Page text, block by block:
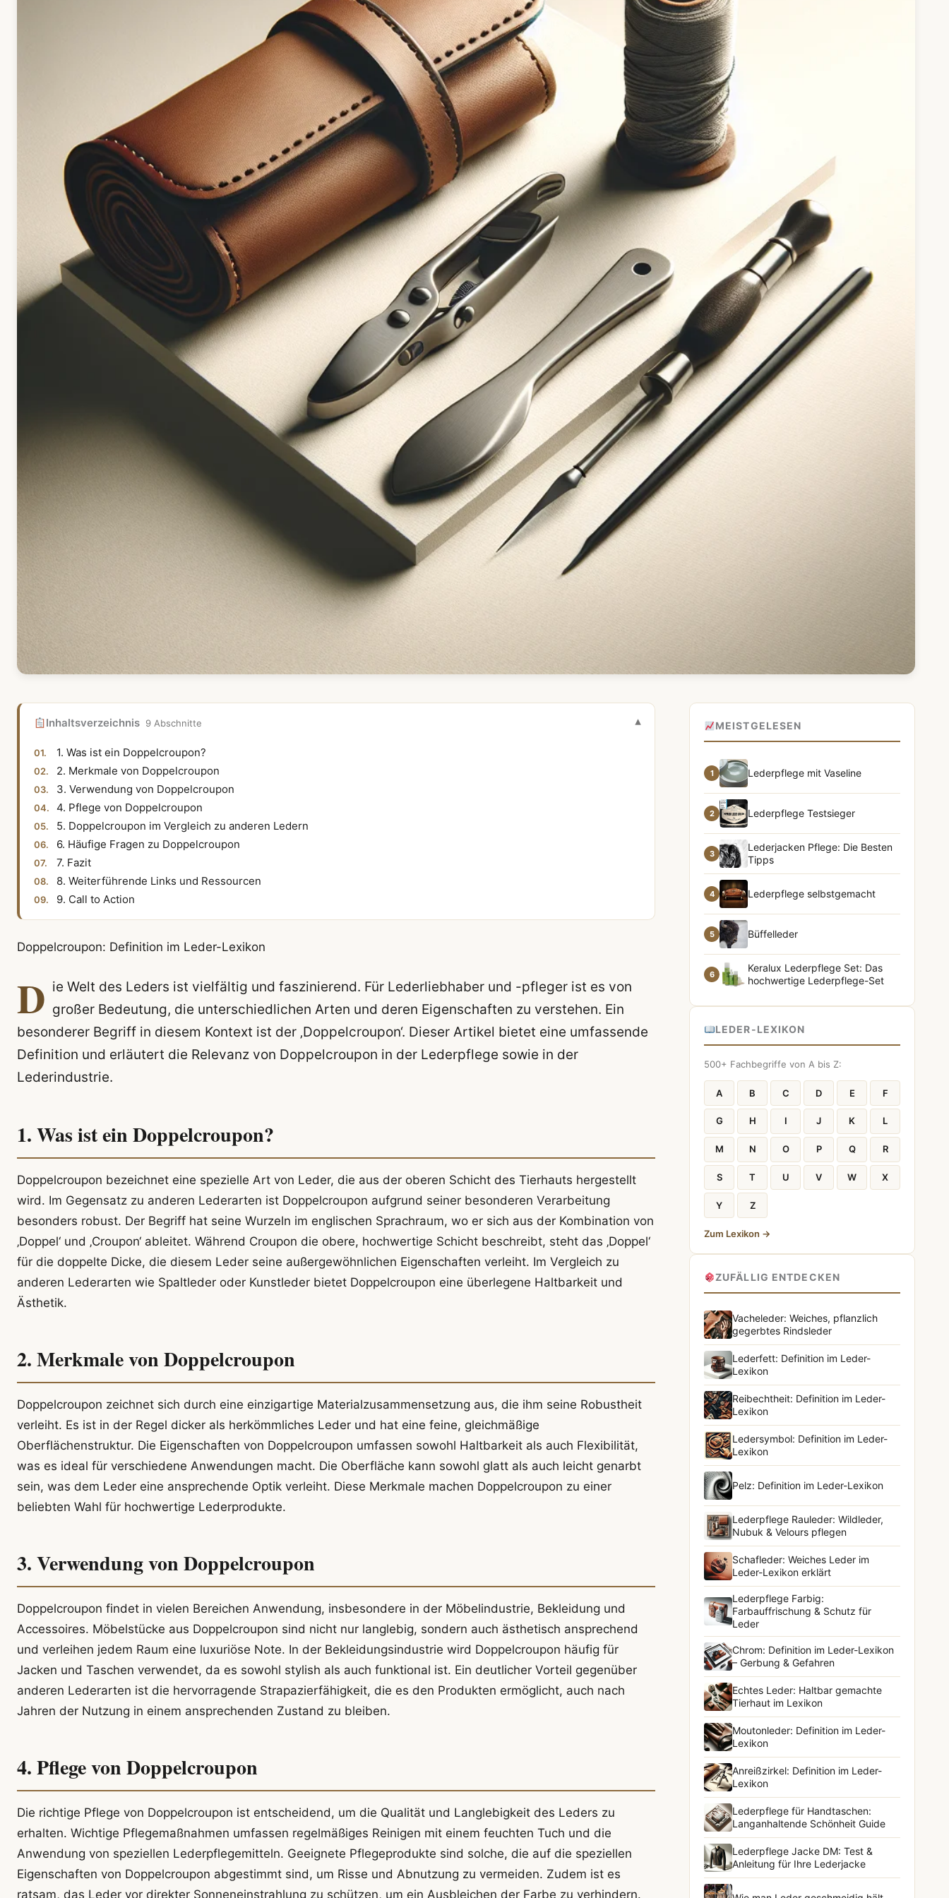
Inhaltsverzeichnis 9 Abschnitte
1. Was ist ein Doppelcroupon?
2. Merkmale von Doppelcroupon
3. Verwendung von Doppelcroupon
4. Pflege von Doppelcroupon
5. Doppelcroupon im Vergleich zu anderen Ledern
6. Häufige Fragen zu Doppelcroupon
7. Fazit
8. Weiterführende Links und Ressourcen
9. Call to Action
Doppelcroupon: Definition im Leder-Lexikon
D ie Welt des Leders ist vielfältig und faszinierend. Für Lederliebhaber und -pfleger ist es von
großer Bedeutung, die unterschiedlichen Arten und deren Eigenschaften zu verstehen. Ein
besonderer Begriff in diesem Kontext ist der ‚Doppelcroupon‘. Dieser Artikel bietet eine umfassende
Definition und erläutert die Relevanz von Doppelcroupon in der Lederpflege sowie in der
Lederindustrie.
1. Was ist ein Doppelcroupon?
Doppelcroupon bezeichnet eine spezielle Art von Leder, die aus der oberen Schicht des Tierhauts hergestellt
wird. Im Gegensatz zu anderen Lederarten ist Doppelcroupon aufgrund seiner besonderen Verarbeitung
besonders robust. Der Begriff hat seine Wurzeln im englischen Sprachraum, wo er sich aus der Kombination von
‚Doppel‘ und ‚Croupon‘ ableitet. Während Croupon die obere, hochwertige Schicht beschreibt, steht das ‚Doppel‘
für die doppelte Dicke, die diesem Leder seine außergewöhnlichen Eigenschaften verleiht. Im Vergleich zu
anderen Lederarten wie Spaltleder oder Kunstleder bietet Doppelcroupon eine überlegene Haltbarkeit und
Ästhetik.
2. Merkmale von Doppelcroupon
Doppelcroupon zeichnet sich durch eine einzigartige Materialzusammensetzung aus, die ihm seine Robustheit
verleiht. Es ist in der Regel dicker als herkömmliches Leder und hat eine feine, gleichmäßige
Oberflächenstruktur. Die Eigenschaften von Doppelcroupon umfassen sowohl Haltbarkeit als auch Flexibilität,
was es ideal für verschiedene Anwendungen macht. Die Oberfläche kann sowohl glatt als auch leicht genarbt
sein, was dem Leder eine ansprechende Optik verleiht. Diese Merkmale machen Doppelcroupon zu einer
beliebten Wahl für hochwertige Lederprodukte.
3. Verwendung von Doppelcroupon
Doppelcroupon findet in vielen Bereichen Anwendung, insbesondere in der Möbelindustrie, Bekleidung und
Accessoires. Möbelstücke aus Doppelcroupon sind nicht nur langlebig, sondern auch ästhetisch ansprechend
und verleihen jedem Raum eine luxuriöse Note. In der Bekleidungsindustrie wird Doppelcroupon häufig für
Jacken und Taschen verwendet, da es sowohl stylish als auch funktional ist. Ein deutlicher Vorteil gegenüber
anderen Lederarten ist die hervorragende Strapazierfähigkeit, die es den Produkten ermöglicht, auch nach
Jahren der Nutzung in einem ansprechenden Zustand zu bleiben.
4. Pflege von Doppelcroupon
Die richtige Pflege von Doppelcroupon ist entscheidend, um die Qualität und Langlebigkeit des Leders zu
erhalten. Wichtige Pflegemaßnahmen umfassen regelmäßiges Reinigen mit einem feuchten Tuch und die
Anwendung von speziellen Lederpflegemitteln. Geeignete Pflegeprodukte sind solche, die auf die speziellen
Eigenschaften von Doppelcroupon abgestimmt sind, um Risse und Abnutzung zu vermeiden. Zudem ist es
ratsam, das Leder vor direkter Sonneneinstrahlung zu schützen, um ein Ausbleichen der Farbe zu verhindern.
MEISTGELESEN
1 Lederpflege mit Vaseline
2 Lederpflege Testsieger
3
Lederjacken Pflege: Die Besten
Tipps
4 Lederpflege selbstgemacht
5 Büffelleder
6
Keralux Lederpflege Set: Das
hochwertige Lederpflege-Set
LEDER-LEXIKON
500+ Fachbegriffe von A bis Z:
A B C D E F
G H I J K L
M N O P Q R
S T U V W X
Y Z
Zum Lexikon →
ZUFÄLLIG ENTDECKEN
Vacheleder: Weiches, pflanzlich
gegerbtes Rindsleder
Lederfett: Definition im Leder-
Lexikon
Reibechtheit: Definition im Leder-
Lexikon
Ledersymbol: Definition im Leder-
Lexikon
Pelz: Definition im Leder-Lexikon
Lederpflege Rauleder: Wildleder,
Nubuk & Velours pflegen
Schafleder: Weiches Leder im
Leder-Lexikon erklärt
Lederpflege Farbig:
Farbauffrischung & Schutz für
Leder
Chrom: Definition im Leder-Lexikon
– Gerbung & Gefahren
Echtes Leder: Haltbar gemachte
Tierhaut im Lexikon
Moutonleder: Definition im Leder-
Lexikon
Anreißzirkel: Definition im Leder-
Lexikon
Lederpflege für Handtaschen:
Langanhaltende Schönheit Guide
Lederpflege Jacke DM: Test &
Anleitung für Ihre Lederjacke